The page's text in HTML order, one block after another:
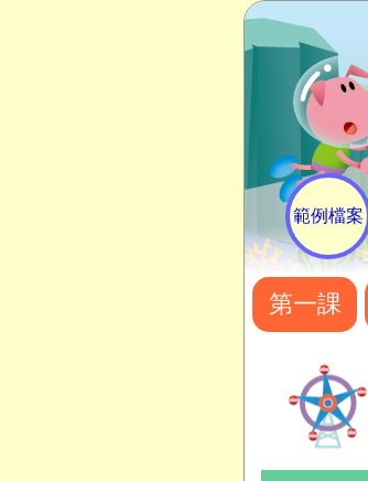
範例檔案
第一課